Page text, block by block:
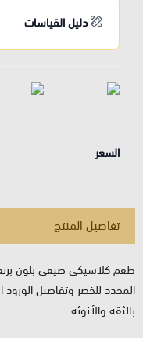
دليل القياسات
السعر
تفاصيل المنتج
طقم كلاسيكي صيفي بلون
المحدد للخصر وتفاصيل
بالثقة والأنوثة.